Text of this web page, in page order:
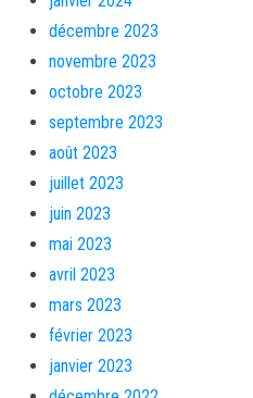
décembre 2023
novembre 2023
octobre 2023
septembre 2023
août 2023
juillet 2023
juin 2023
mai 2023
avril 2023
mars 2023
février 2023
janvier 2023